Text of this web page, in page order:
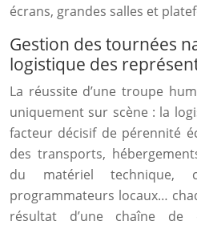
écrans, grandes salles et
Gestion des tournées
logistique des
La réussite d’une troupe
uniquement sur scène : la
facteur décisif de pérennité
des transports,
du matériel technique,
programmateurs locaux…
résultat d’une chaîne de